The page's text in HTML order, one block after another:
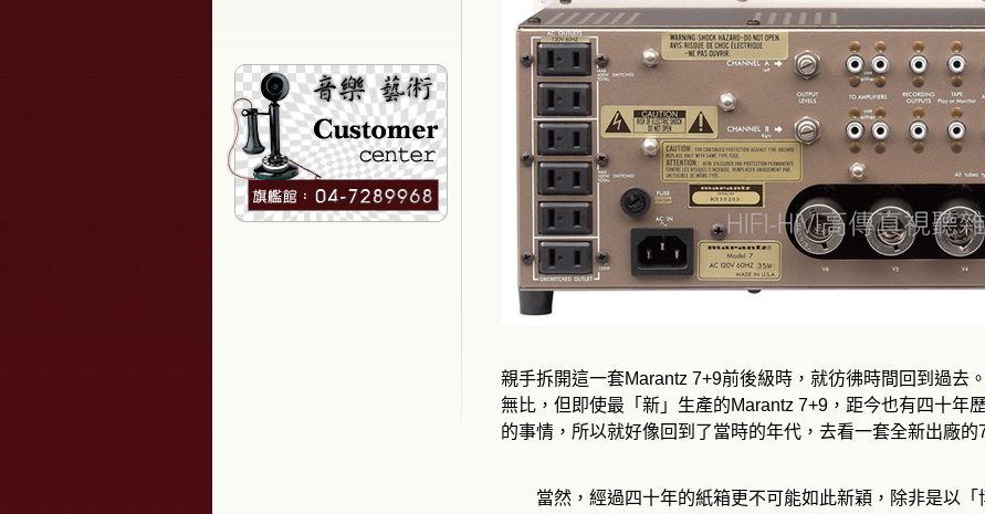
親手拆開這一套Marantz 7+9前後級時，就彷彿時間回到過去
無比，但即使最「新」生產的Marantz 7+9，距今也有四十年
的事情，所以就好像回到了當時的年代，去看一套全新出廠的
當然，經過四十年的紙箱更不可能如此新穎，除非是以「